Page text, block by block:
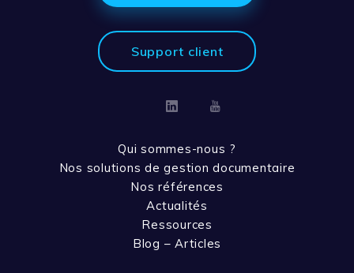
Support client
LinkedinYoutube
Qui sommes-nous ?
Nos solutions de gestion documentaire
Nos références
Actualités
Ressources
Blog – Articles